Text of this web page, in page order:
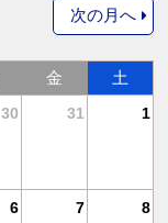
金 土
30 31 1
6 7 8
次の月へ